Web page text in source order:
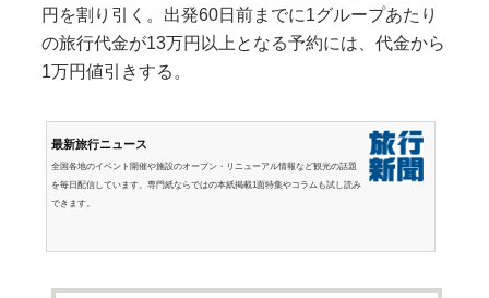
円を割り引く。出発60日前までに1グループあたり
の旅行代金が13万円以上となる予約には、代金から
1万円値引きする。
最新旅行ニュース
全国各地のイベント開催や施設のオープン・リニューアル情報など観光の話題
を毎日配信しています。専門紙ならではの本紙掲載1面特集やコラムも試し読み
できます。